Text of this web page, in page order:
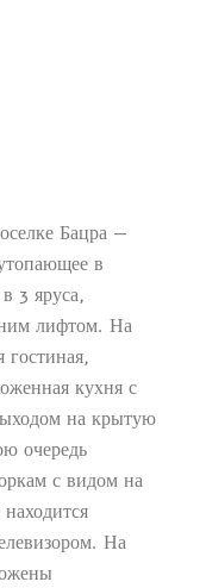
Бацра —
в
3 яруса,
лифтом. На
гостиная,
кухня с
на крытую
очередь
с видом на
На